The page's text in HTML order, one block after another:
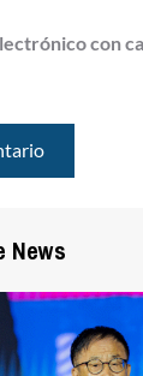
con
News